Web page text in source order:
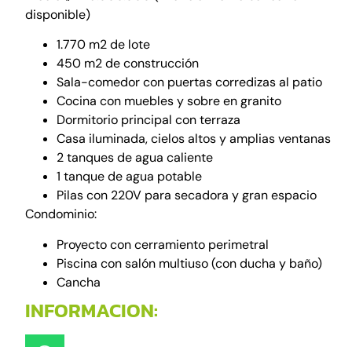
disponible)
1.770 m2 de lote
450 m2 de construcción
Sala-comedor con puertas corredizas al patio
Cocina con muebles y sobre en granito
Dormitorio principal con terraza
Casa iluminada, cielos altos y amplias ventanas
2 tanques de agua caliente
1 tanque de agua potable
Pilas con 220V para secadora y gran espacio
Condominio:
Proyecto con cerramiento perimetral
Piscina con salón multiuso (con ducha y baño)
Cancha
INFORMACION: